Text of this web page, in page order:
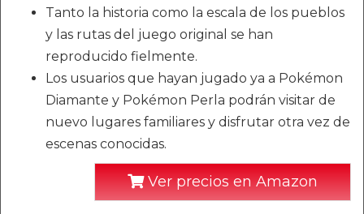
Tanto la historia como la escala de los pueblos
y las rutas del juego original se han
reproducido fielmente.
Los usuarios que hayan jugado ya a Pokémon
Diamante y Pokémon Perla podrán visitar de
nuevo lugares familiares y disfrutar otra vez de
escenas conocidas.
Ver precios en Amazon